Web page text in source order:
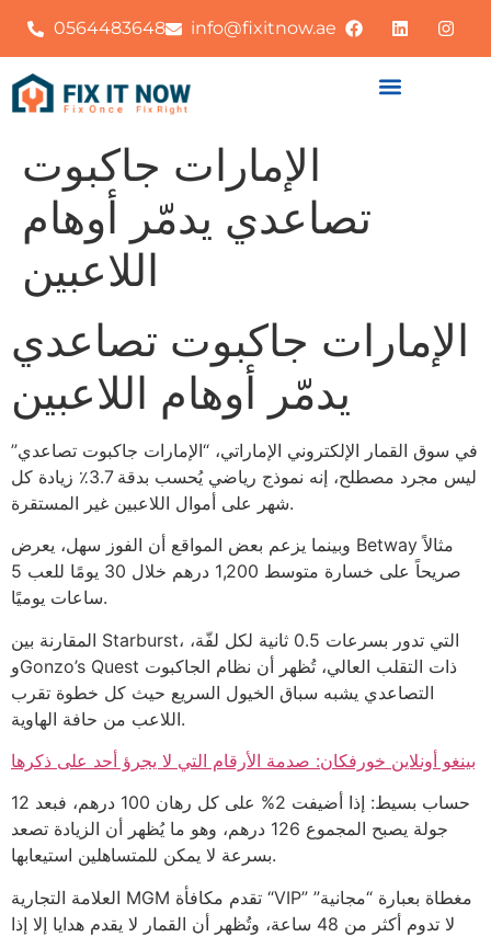
0564483648 info@fixitnow.ae
الإمارات جاكبوت
تصاعدي يدمّر أوهام
اللاعبين
الإمارات جاكبوت تصاعدي
يدمّر أوهام اللاعبين
في سوق القمار الإلكتروني الإماراتي، “الإمارات جاكبوت تصاعدي”
ليس مجرد مصطلح، إنه نموذج رياضي يُحسب بدقة 3.7٪ زيادة كل
شهر على أموال اللاعبين غير المستقرة.
وبينما يزعم بعض المواقع أن الفوز سهل، يعرض Betway مثالاً
صريحاً على خسارة متوسط 1,200 درهم خلال 30 يومًا للعب 5
ساعات يوميًا.
المقارنة بين Starburst، التي تدور بسرعات 0.5 ثانية لكل لفّة،
وGonzo’s Quest ذات التقلب العالي، تُظهر أن نظام الجاكبوت
التصاعدي يشبه سباق الخيول السريع حيث كل خطوة تقرب
اللاعب من حافة الهاوية.
بينغو أونلاين خورفكان: صدمة الأرقام التي لا يجرؤ أحد على ذكرها
حساب بسيط: إذا أضيفت 2% على كل رهان 100 درهم، فبعد 12
جولة يصبح المجموع 126 درهم، وهو ما يُظهر أن الزيادة تصعد
بسرعة لا يمكن للمتساهلين استيعابها.
العلامة التجارية MGM تقدم مكافأة “VIP” مغطاة بعبارة “مجانية”
لا تدوم أكثر من 48 ساعة، وتُظهر أن القمار لا يقدم هدايا إلا إذا